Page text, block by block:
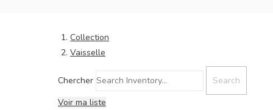
Collection
Vaisselle
Chercher
Voir ma liste